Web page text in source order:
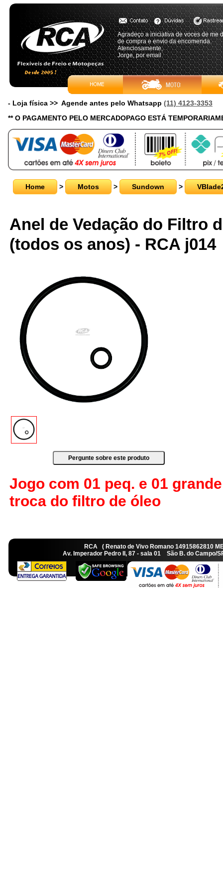
Agradeço a iniciativa de voces de me
de compra e envio da encomenda.
Atenciosamente,
Jorge, por email
- Loja física >> Agende antes pelo Whatsapp (11) 4123-3353
** O PAGAMENTO PELO MERCADOPAGO ESTÁ
Home > Motos > Sundown >
Anel de Vedação do Filtro
(todos os anos) - RCA j014
Jogo com 01 peq. e 01
troca do filtro de óleo
RCA ( Renato de Vivo Romano
Av. Imperador Pedro II, 87 - sala 01 São B. do